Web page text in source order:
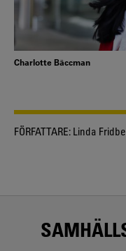
Charlotte Bäccman
FÖRFATTARE: Linda